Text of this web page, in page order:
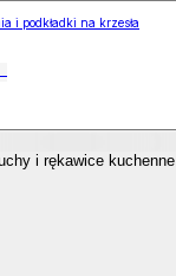
i podkładki na krzesła
i rękawice kuchenne